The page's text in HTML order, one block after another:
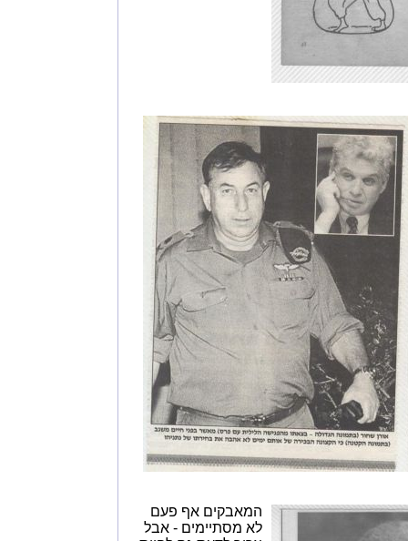
המאבקים אף פעם
לא מסתיימים - אבל